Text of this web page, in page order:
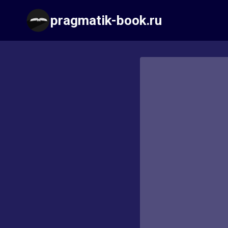
содержимому
pragmatik-book.ru